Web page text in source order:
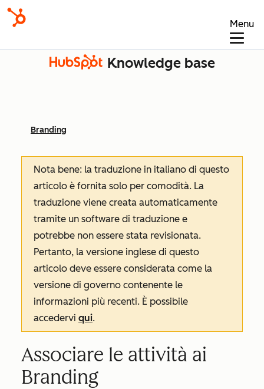
Menu
Knowledge base
Branding
Nota bene: la traduzione in italiano di questo
articolo è fornita solo per comodità. La
traduzione viene creata automaticamente
tramite un software di traduzione e
potrebbe non essere stata revisionata.
Pertanto, la versione inglese di questo
articolo deve essere considerata come la
versione di governo contenente le
informazioni più recenti. È possibile
accedervi qui.
Associare le attività ai
Branding